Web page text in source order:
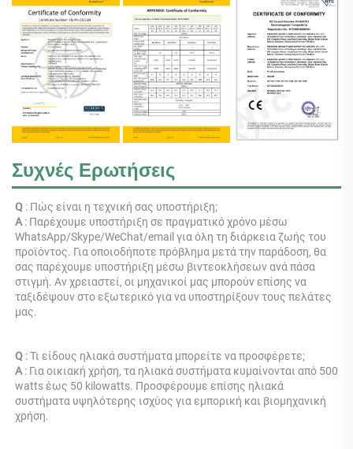
Συχνές Ερωτήσεις
Q : Πώς είναι η τεχνική σας υποστήριξη;
Α : Παρέχουμε υποστήριξη σε πραγματικό χρόνο μέσω
WhatsApp/Skype/WeChat/email για όλη τη διάρκεια ζωής του
προϊόντος. Για οποιοδήποτε πρόβλημα μετά την παράδοση, θα
σας παρέχουμε υποστήριξη μέσω βιντεοκλήσεων ανά πάσα
στιγμή. Αν χρειαστεί, οι μηχανικοί μας μπορούν επίσης να
ταξιδέψουν στο εξωτερικό για να υποστηρίξουν τους πελάτες
μας.
Q : Τι είδους ηλιακά συστήματα μπορείτε να προσφέρετε;
Α : Για οικιακή χρήση, τα ηλιακά συστήματα κυμαίνονται από 500
watts έως 50 kilowatts. Προσφέρουμε επίσης ηλιακά
συστήματα υψηλότερης ισχύος για εμπορική και βιομηχανική
χρήση.